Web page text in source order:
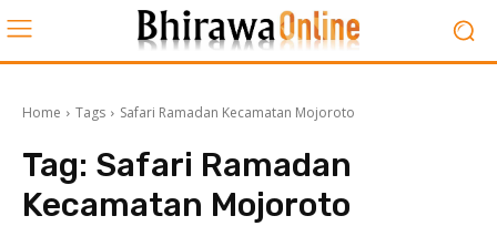
Home Tags Safari Ramadan Kecamatan Mojoroto
Tag: Safari Ramadan
Kecamatan Mojoroto